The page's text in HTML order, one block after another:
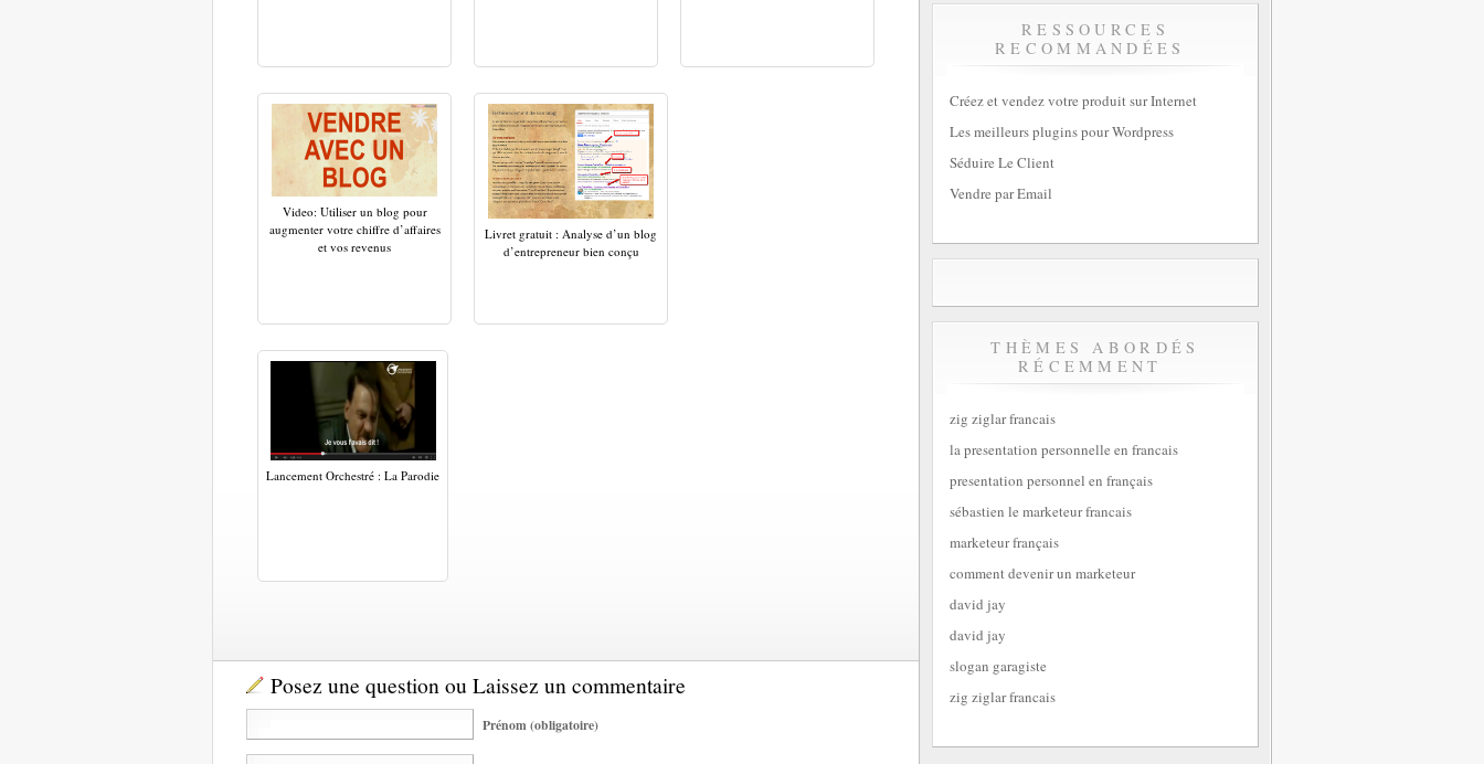
Video: Utiliser un blog pour
augmenter votre chiffre d’affaires
et vos revenus
Livret gratuit : Analyse d’un blog
d’entrepreneur bien conçu
Lancement Orchestré : La Parodie
Posez une question ou Laissez un commentaire
Prénom (obligatoire)
RESSOURCES
RECOMMANDÉES
Créez et vendez votre produit sur Internet
Les meilleurs plugins pour Wordpress
Séduire Le Client
Vendre par Email
THÈMES ABORDÉS
RÉCEMMENT
zig ziglar francais
la presentation personnelle en francais
presentation personnel en français
sébastien le marketeur francais
marketeur français
comment devenir un marketeur
david jay
david jay
slogan garagiste
zig ziglar francais